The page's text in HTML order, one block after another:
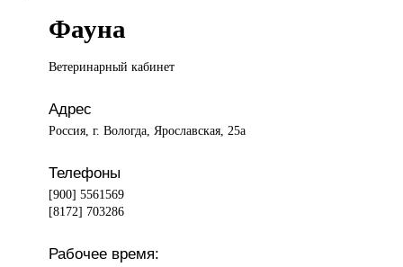
Фауна
Ветеринарный кабинет
Адрес
Россия, г. Вологда, Ярославская, 25а
Телефоны
[900] 5561569
[8172] 703286
Рабочее время: